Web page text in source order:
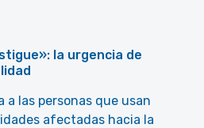
la urgencia de
a las personas que usan
afectadas hacia la